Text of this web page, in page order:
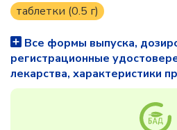
таблетки (0.5 г)
Все формы выпуска,
регистрационные
лекарства, характеристики